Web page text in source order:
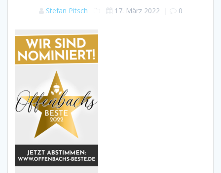
Stefan Pitsch 17. März 2022 | 0